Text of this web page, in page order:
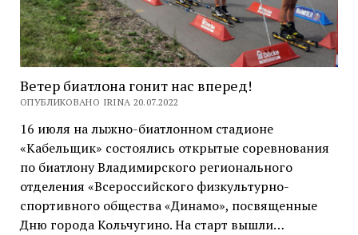
Ветер биатлона гонит нас вперед!
ОПУБЛИКОВАНО IRINA 20.07.2022
16 июля на лыжно-биатлонном стадионе
«Кабельщик» состоялись открытые соревнования
по биатлону Владимирского регионального
отделения «Всероссийского физкультурно-
спортивного общества «Динамо», посвященные
Дню города Кольчугино. На старт вышли…